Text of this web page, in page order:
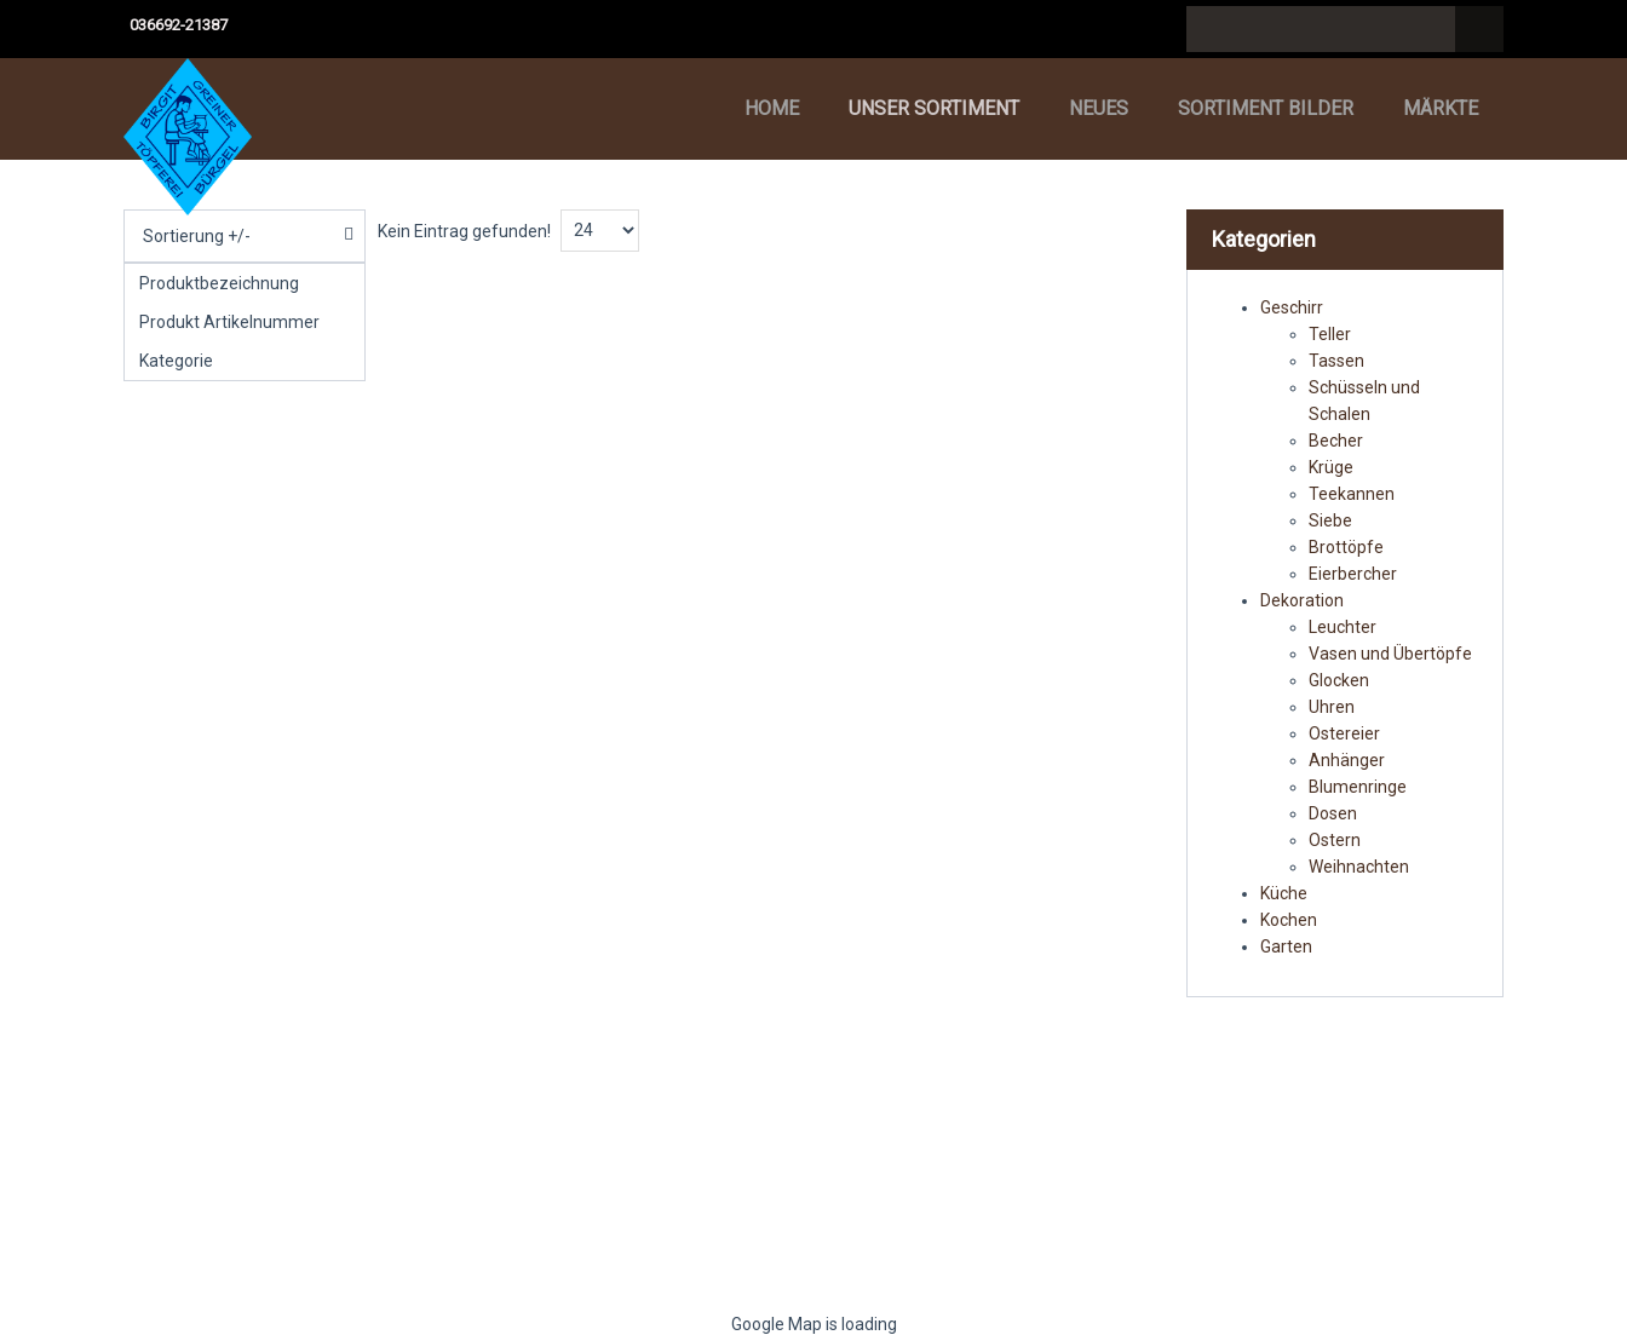
036692-21387
HOME UNSER SORTIMENT NEUES SORTIMENT BILDER MÄRKTE
Sortierung +/-
Produktbezeichnung
Produkt Artikelnummer
Kategorie
Kein Eintrag gefunden! Kategorien
Geschirr
Teller
Tassen
Schüsseln und
Schalen
Becher
Krüge
Teekannen
Siebe
Brottöpfe
Eierbercher
Dekoration
Leuchter
Vasen und Übertöpfe
Glocken
Uhren
Ostereier
Anhänger
Blumenringe
Dosen
Ostern
Weihnachten
Küche
Kochen
Garten
Google Map is loading